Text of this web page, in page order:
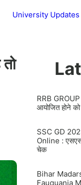
University Updates
RRB GROUP
आयोजित होने
SSC GD
Online :
चेक
Bihar
Fauquania